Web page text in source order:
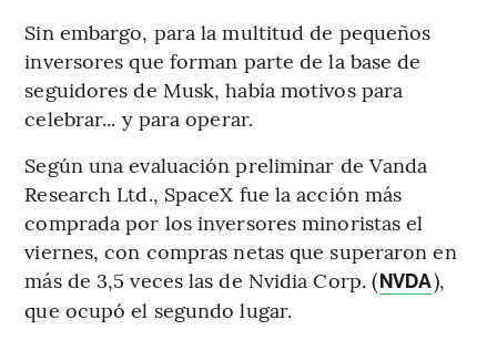
Sin embargo, para la multitud de pequeños
inversores que forman parte de la base de
seguidores de Musk, había motivos para
celebrar... y para operar.
Según una evaluación preliminar de Vanda
Research Ltd., SpaceX fue la acción más
comprada por los inversores minoristas el
viernes, con compras netas que superaron en
más de 3,5 veces las de Nvidia Corp. (NVDA),
que ocupó el segundo lugar.